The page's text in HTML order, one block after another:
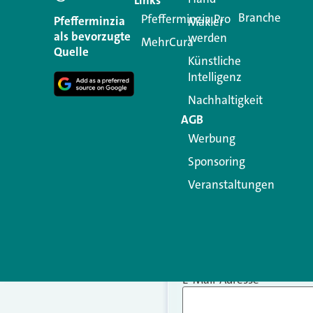
Ihre E-Mail-Adresse wird
Kommentar
E-Mail-Adresse*
Pfefferminzia
als bevorzugte
Quelle
Pfefferminzia.Pro
MehrCura
Makler
werden
Künstliche
Intelligenz
Nachhaltigkeit
AGB
Werbung
Sponsoring
Veranstaltungen
Branche